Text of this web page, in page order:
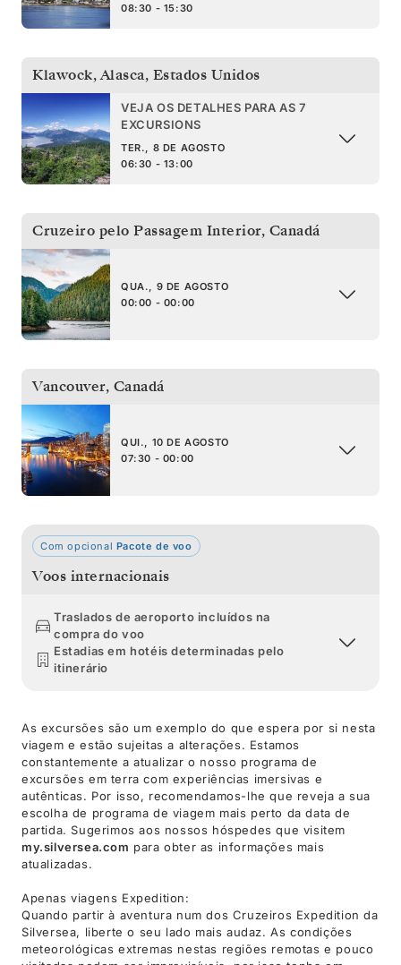
08:30 - 15:30
Klawock, Alasca, Estados Unidos
VEJA OS DETALHES PARA AS 7
EXCURSIONS
TER., 8 DE AGOSTO
06:30 - 13:00
Cruzeiro pelo Passagem Interior, Canadá
QUA., 9 DE AGOSTO
00:00 - 00:00
Vancouver, Canadá
QUI., 10 DE AGOSTO
07:30 - 00:00
Com opcional Pacote de voo
Voos internacionais
Traslados de aeroporto incluídos na
compra do voo
Estadias em hotéis determinadas pelo
itinerário
As excursões são um exemplo do que espera por si nesta
viagem e estão sujeitas a alterações. Estamos
constantemente a atualizar o nosso programa de
excursões em terra com experiências imersivas e
autênticas. Por isso, recomendamos-lhe que reveja a sua
escolha de programa de viagem mais perto da data de
partida. Sugerimos aos nossos hóspedes que visitem
my.silversea.com para obter as informações mais
atualizadas.
Apenas viagens Expedition:
Quando partir à aventura num dos Cruzeiros Expedition da
Silversea, liberte o seu lado mais audaz. As condições
meteorológicas extremas nestas regiões remotas e pouco